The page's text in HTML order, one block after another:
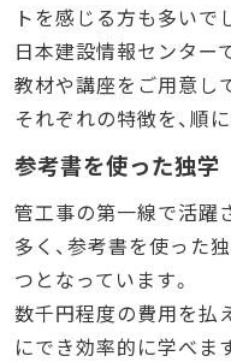
トを感じる方も多いで
日本建設情報センター
教材や講座をご用意し
それぞれの特徴を、順
参考書を使った独学
管工事の第一線で活躍
多く、参考書を使った
つとなっています。
数千円程度の費用を払
にでき効率的に学べま